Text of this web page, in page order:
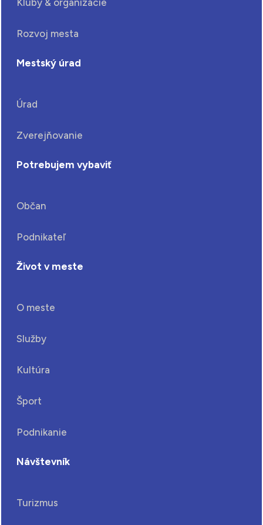
Kluby & organizácie
Rozvoj mesta
Mestský úrad
Úrad
Zverejňovanie
Potrebujem vybaviť
Občan
Podnikateľ
Život v meste
O meste
Služby
Kultúra
Šport
Podnikanie
Návštevník
Turizmus